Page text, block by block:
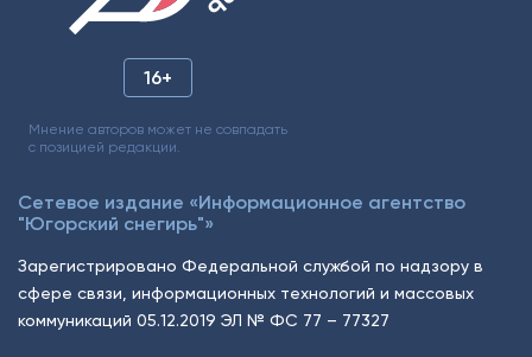
16+
Мнение авторов может не совпадать
с позицией редакции.
Сетевое издание «Информационное агентство
"Югорский снегирь"»
Зарегистрировано Федеральной службой по надзору в
сфере связи, информационных технологий и массовых
коммуникаций 05.12.2019 ЭЛ № ФС 77 – 77327